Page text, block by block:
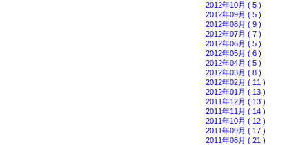
2012年10月 ( 5 )
2012年09月 ( 5 )
2012年08月 ( 9 )
2012年07月 ( 7 )
2012年06月 ( 5 )
2012年05月 ( 6 )
2012年04月 ( 5 )
2012年03月 ( 8 )
2012年02月 ( 11 )
2012年01月 ( 13 )
2011年12月 ( 13 )
2011年11月 ( 14 )
2011年10月 ( 12 )
2011年09月 ( 17 )
2011年08月 ( 21 )